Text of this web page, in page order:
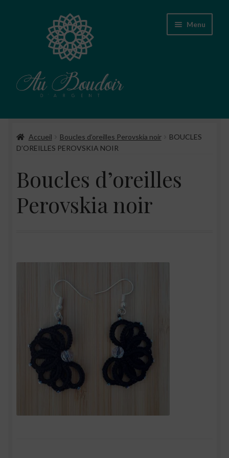
Menu
Boutique
Accueil Boucles d’oreilles Perovskia noir
BOUCLES
D’OREILLES PEROVSKIA NOIR
Boucles d’oreilles
Perovskia noir